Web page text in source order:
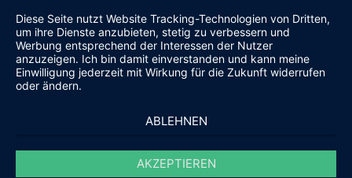
Back to top
Diese Seite nutzt Website Tracking-Technologien von Dritten,
um ihre Dienste anzubieten, stetig zu verbessern und
Werbung entsprechend der Interessen der Nutzer
anzuzeigen. Ich bin damit einverstanden und kann meine
Einwilligung jederzeit mit Wirkung für die Zukunft widerrufen
oder ändern.
ABLEHNEN
AKZEPTIEREN